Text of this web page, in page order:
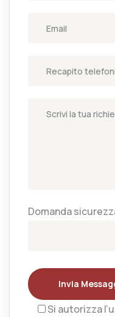
Domanda
Invia
Si autorizza